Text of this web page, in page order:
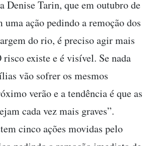
Denise Tarin, que em outubro de
uma ação pedindo a remoção dos
do rio, é preciso agir mais
risco existe e é visível. Se nada
vão sofrer os mesmos
verão e a tendência é que as
cada vez mais graves”.
cinco ações movidas pelo